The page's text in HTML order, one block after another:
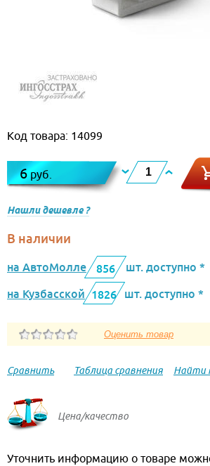
Код товара: 14099
6 руб.
Нашли дешевле ?
В наличии
на АвтоМолле 856 шт. доступно *
на Кузбасской 1826 шт. доступно *
Сравнить Таблица сравнения Найти
Цена/качество
Уточнить информацию о товаре